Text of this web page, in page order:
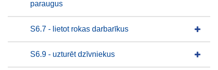
paraugus
S6.7 - lietot rokas darbarīkus
S6.9 - uzturēt dzīvniekus